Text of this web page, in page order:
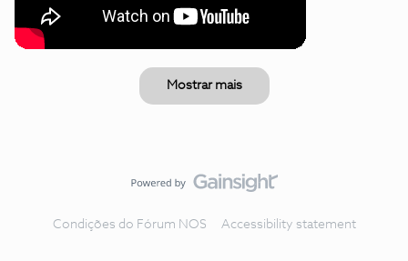
Mostrar mais
Condições do Fórum NOS Accessibility statement